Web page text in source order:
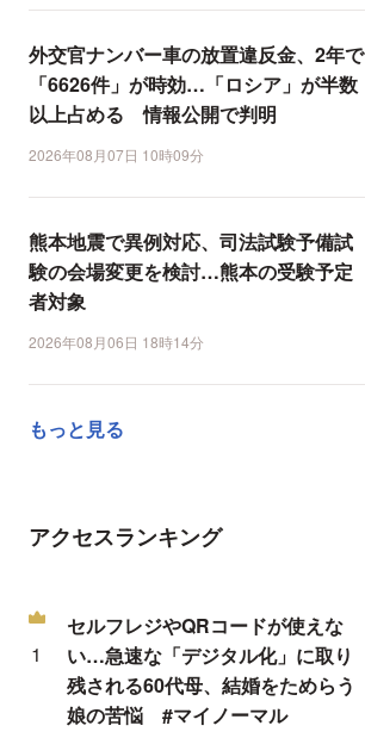
外交官ナンバー車の放置違反金、2年で
「6626件」が時効…「ロシア」が半数
以上占める 情報公開で判明
2026年08月07日 10時09分
熊本地震で異例対応、司法試験予備試
験の会場変更を検討…熊本の受験予定
者対象
2026年08月06日 18時14分
もっと見る
アクセスランキング
セルフレジやQRコードが使えな
い…急速な「デジタル化」に取り
残される60代母、結婚をためらう
娘の苦悩 #マイノーマル